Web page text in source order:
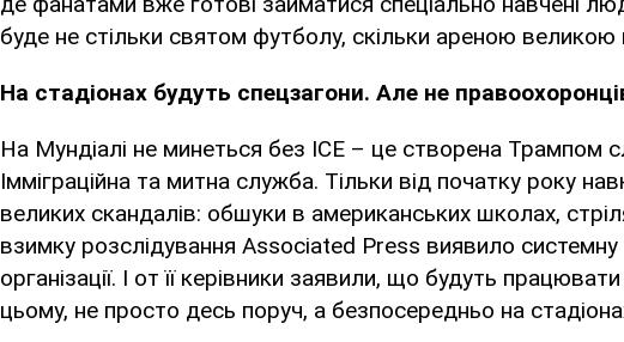
буде не стільки святом футболу, скільки ареною великою
На стадіонах будуть спецзагони. Але не
На Мундіалі не минеться без ІСЕ – це створена Трампом
Імміграційна та митна служба. Тільки від початку року
великих скандалів: обшуки в американських школах,
взимку розслідування Associated Press виявило системну
організації. І от її керівники заявили, що будуть
цьому, не просто десь поруч, а безпосередньо на